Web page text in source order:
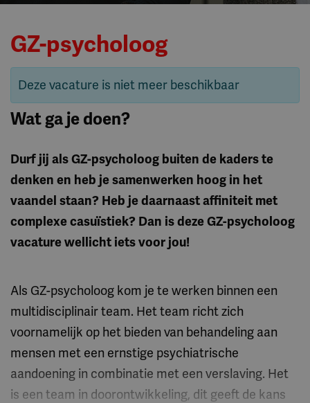
GZ-psycholoog
Deze vacature is niet meer beschikbaar
Wat ga je doen?
Durf jij als GZ-psycholoog buiten de kaders te
denken en heb je samenwerken hoog in het
vaandel staan? Heb je daarnaast affiniteit met
complexe casuïstiek? Dan is deze GZ-psycholoog
vacature wellicht iets voor jou!
Als GZ-psycholoog kom je te werken binnen een
multidisciplinair team. Het team richt zich
voornamelijk op het bieden van behandeling aan
mensen met een ernstige psychiatrische
aandoening in combinatie met een verslaving. Het
is een team in doorontwikkeling, dit geeft de kans